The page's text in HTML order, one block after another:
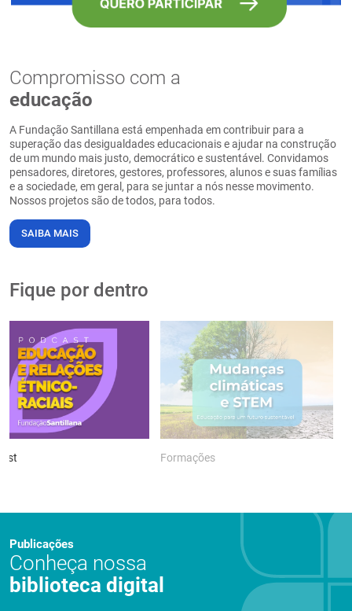
Compromisso com a
educação
A Fundação Santillana está empenhada em contribuir para a
superação das desigualdades educacionais e ajudar na construção
de um mundo mais justo, democrático e sustentável. Convidamos
pensadores, diretores, gestores, professores, alunos e suas famílias
e a sociedade, em geral, para se juntar a nós nesse movimento.
Nossos projetos são de todos, para todos.
SAIBA MAIS
Fique por dentro
Formações
Publicações
Conheça nossa
biblioteca digital